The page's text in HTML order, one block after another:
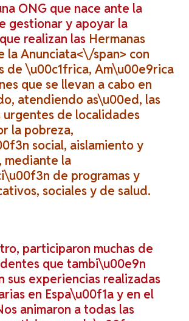
ONG que nace ante la
gestionar y apoyar la
realizan las Hermanas
la Anunciata<\/span> con
de \u00c1frica, Am\u00e9rica
que se llevan a cabo en
atendiendo as\u00ed, las
urgentes de localidades
la pobreza,
social, aislamiento y
mediante la
de programas y
sociales y de salud.
participaron muchas de
que tambi\u00e9n
sus experiencias realizadas
en Espa\u00f1a y en el
animaron a todas las